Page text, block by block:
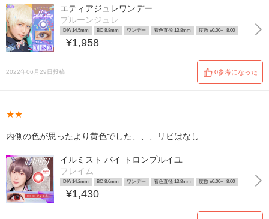
エティアジュレワンデー
プルーンジュレ
DIA 14.5mm BC 8.8mm ワンデー 着色直径 13.8mm 度数 ±0.00~ -8.00
¥1,958
2022年06月29日投稿 0参考になった
★★
内側の色が思ったより黄色でした、、、リピはなし
イルミスト バイ トロンプルイユ
フレイム
DIA 14.2mm BC 8.6mm ワンデー 着色直径 13.8mm 度数 ±0.00~ -8.00
¥1,430